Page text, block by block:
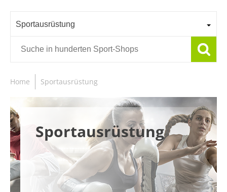
Sportausrüstung
Home Sportausrüstung
Sportausrüstung